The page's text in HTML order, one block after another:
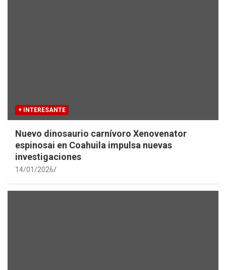
+ INTERESANTE
Nuevo dinosaurio carnívoro Xenovenator
espinosai en Coahuila impulsa nuevas
investigaciones
14/01/2026